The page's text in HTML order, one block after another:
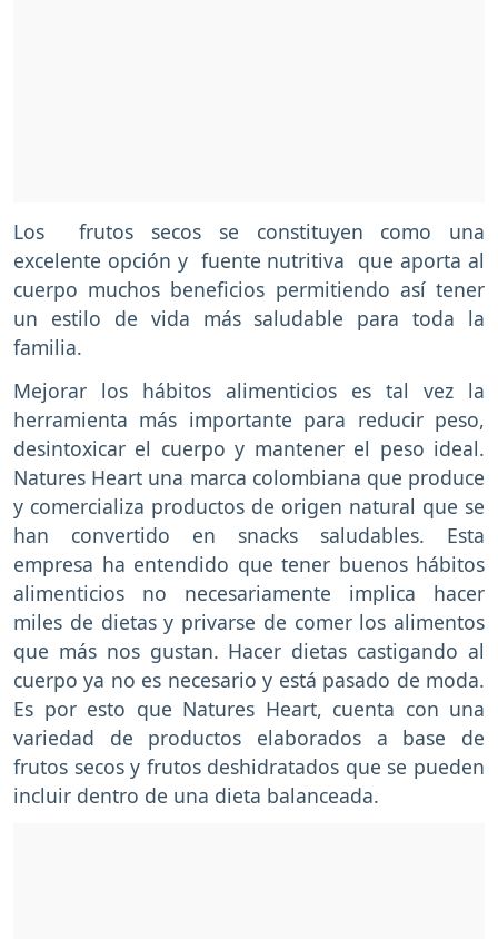
Los frutos secos se constituyen como una
excelente opción y fuente nutritiva que aporta al
cuerpo muchos beneficios permitiendo así tener
un estilo de vida más saludable para toda la
familia.
Mejorar los hábitos alimenticios es tal vez la
herramienta más importante para reducir peso,
desintoxicar el cuerpo y mantener el peso ideal.
Natures Heart una marca colombiana que produce
y comercializa productos de origen natural que se
han convertido en snacks saludables. Esta
empresa ha entendido que tener buenos hábitos
alimenticios no necesariamente implica hacer
miles de dietas y privarse de comer los alimentos
que más nos gustan. Hacer dietas castigando al
cuerpo ya no es necesario y está pasado de moda.
Es por esto que Natures Heart, cuenta con una
variedad de productos elaborados a base de
frutos secos y frutos deshidratados que se pueden
incluir dentro de una dieta balanceada.